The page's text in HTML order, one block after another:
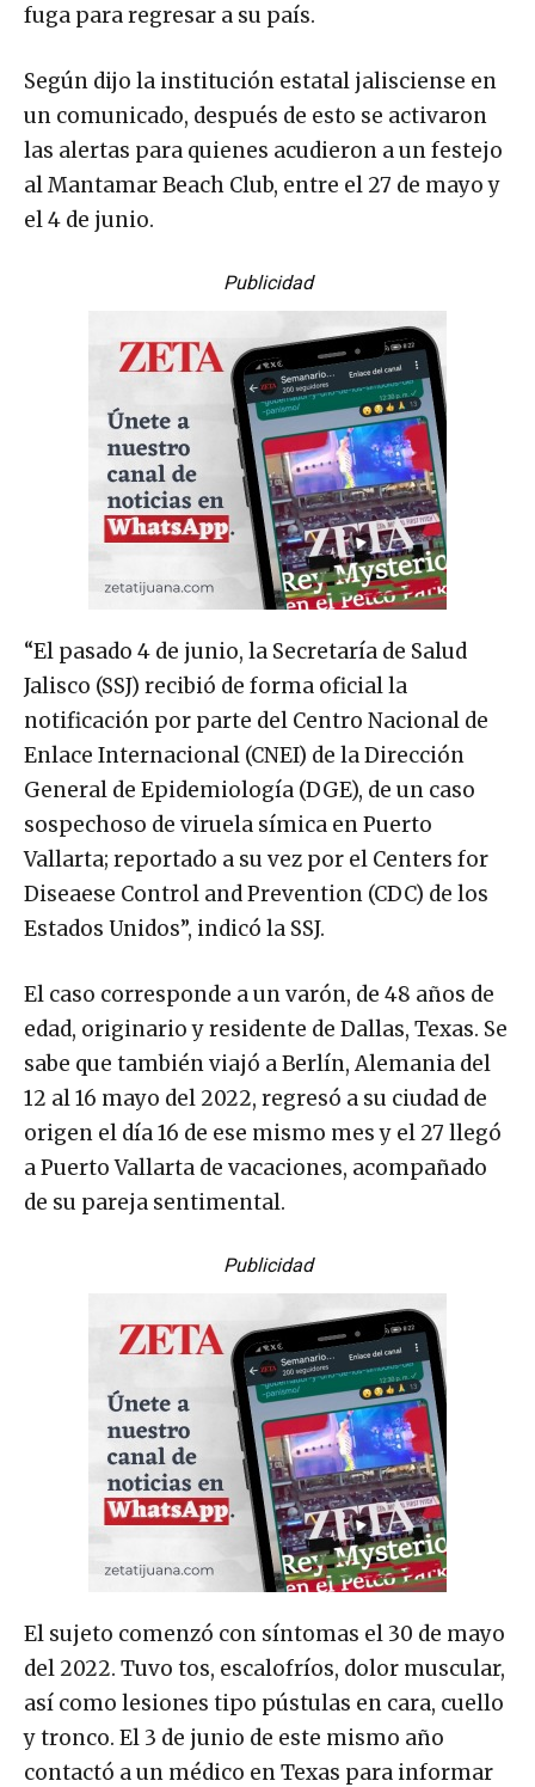
fuga para regresar a su país.
Según dijo la institución estatal jalisciense en
un comunicado, después de esto se activaron
las alertas para quienes acudieron a un festejo
al Mantamar Beach Club, entre el 27 de mayo y
el 4 de junio.
Publicidad
“El pasado 4 de junio, la Secretaría de Salud
Jalisco (SSJ) recibió de forma oficial la
notificación por parte del Centro Nacional de
Enlace Internacional (CNEI) de la Dirección
General de Epidemiología (DGE), de un caso
sospechoso de viruela símica en Puerto
Vallarta; reportado a su vez por el Centers for
Diseaese Control and Prevention (CDC) de los
Estados Unidos”, indicó la SSJ.
El caso corresponde a un varón, de 48 años de
edad, originario y residente de Dallas, Texas. Se
sabe que también viajó a Berlín, Alemania del
12 al 16 mayo del 2022, regresó a su ciudad de
origen el día 16 de ese mismo mes y el 27 llegó
a Puerto Vallarta de vacaciones, acompañado
de su pareja sentimental.
Publicidad
El sujeto comenzó con síntomas el 30 de mayo
del 2022. Tuvo tos, escalofríos, dolor muscular,
así como lesiones tipo pústulas en cara, cuello
y tronco. El 3 de junio de este mismo año
contactó a un médico en Texas para informar